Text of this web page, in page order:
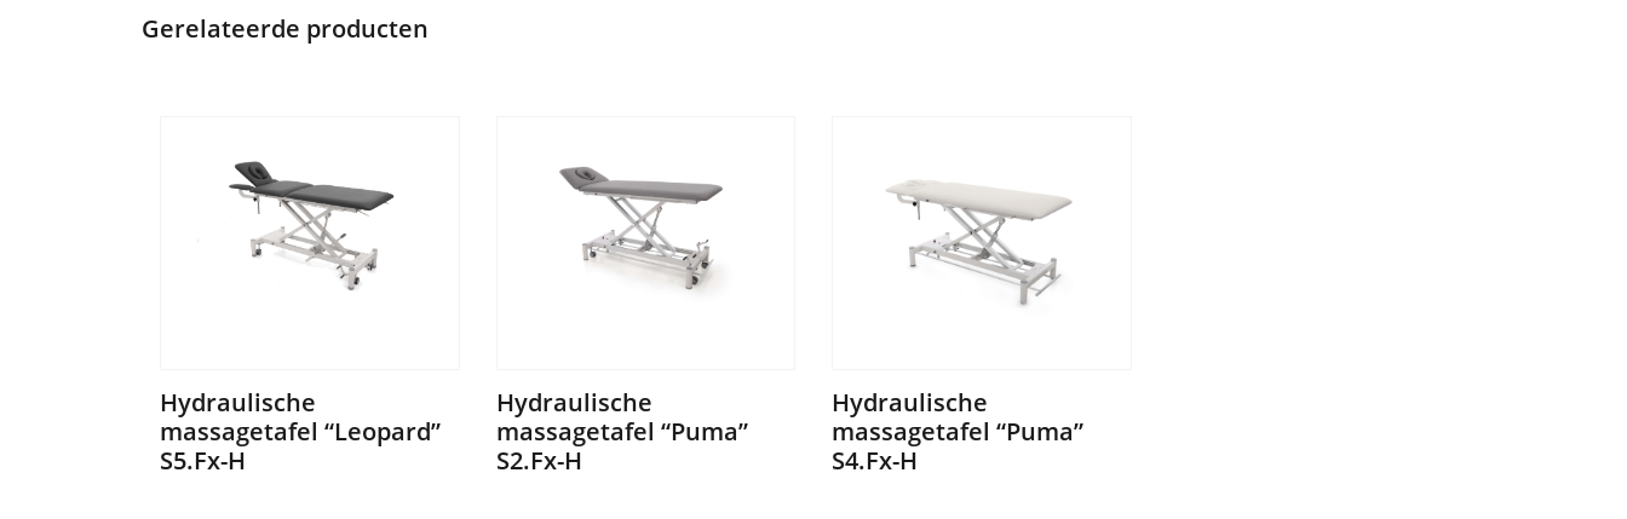
Gerelateerde producten
Hydraulische
massagetafel “Leopard”
S5.Fx-H
Hydraulische
massagetafel “Puma”
S2.Fx-H
Hydraulische
massagetafel “Puma”
S4.Fx-H